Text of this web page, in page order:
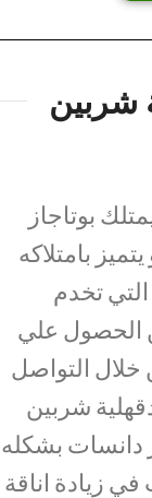
شربين
بوتاجاز
بامتلاكه
التي تخدم
الحصول علي
خلال التواصل
شربين
دانسات بشكله
زيادة اناقة